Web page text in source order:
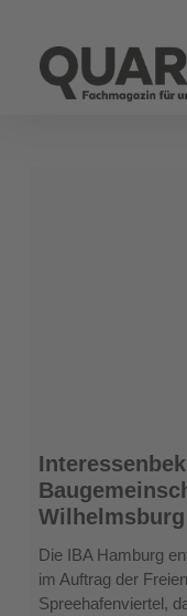
Baugemeinschaften
in
Hamburg-
Wilhelmsburg
Wilhelmsburg
Die IBA Hamburg
im Auftrag der
Spreehafenviertel,